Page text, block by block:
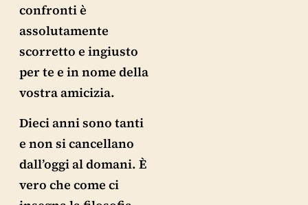
confronti è
assolutamente
scorretto e ingiusto
per te e in nome della
vostra amicizia.
Dieci anni sono tanti
e non si cancellano
dall’oggi al domani. È
vero che come ci